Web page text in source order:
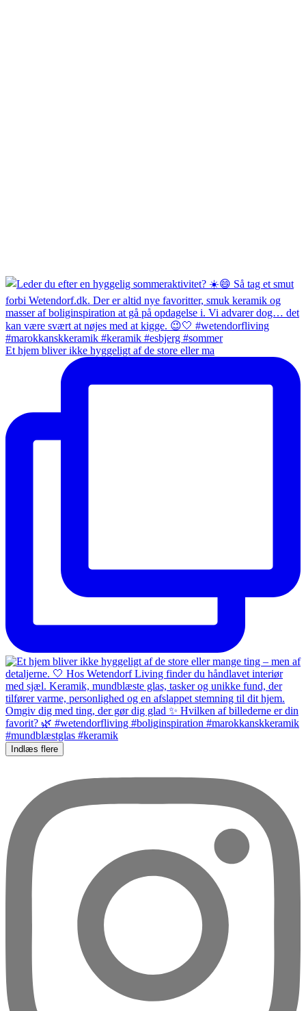
Et hjem bliver ikke hyggeligt af de store eller ma
Indlæs flere